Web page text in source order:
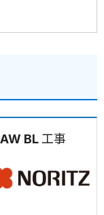
BL 工事